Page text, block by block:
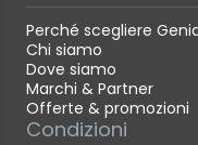
Perché scegliere
Chi siamo
Dove siamo
Marchi & Partner
Offerte & promozioni
Condizioni